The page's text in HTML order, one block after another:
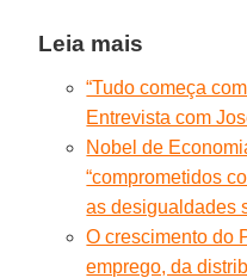
Leia mais
“Tudo começa
Entrevista com
Nobel de
“comprometidos
as desigualdades
O crescimento do
emprego, da